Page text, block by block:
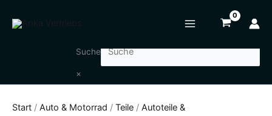
Inhalt
Suche
×
Start / Auto & Motorrad / Teile / Autoteile &
Leiste
(Unten)